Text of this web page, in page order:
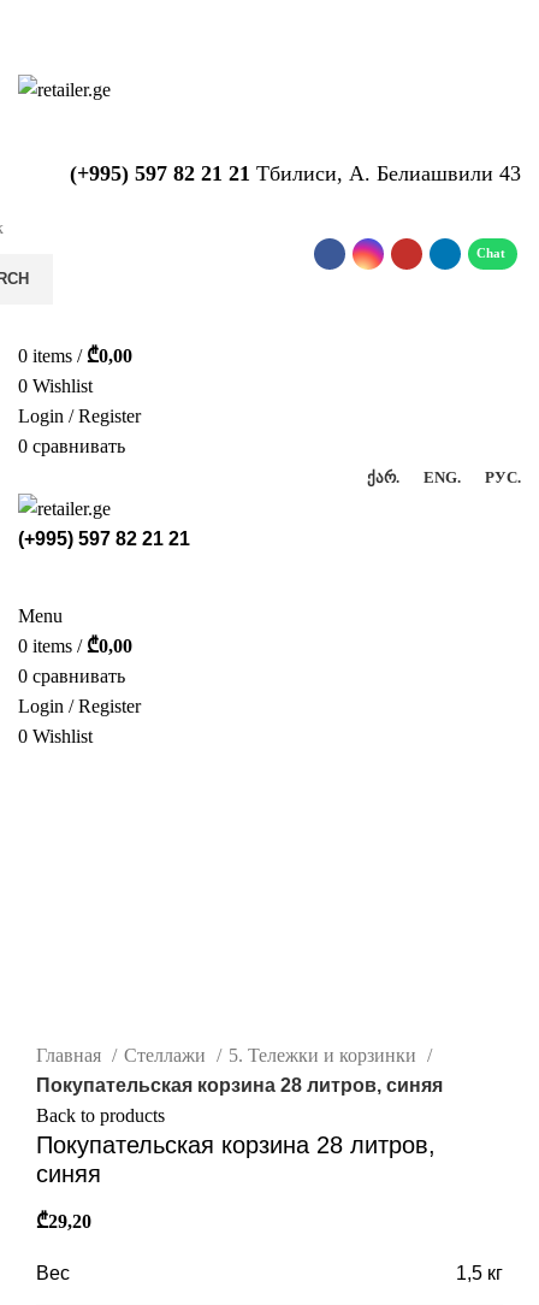
(+995) 597 82 21 21 Тбилиси, А. Белиашвили 43
0 items / ₾0,00
0 Wishlist
Login / Register
0 сравнивать
ᲥᲐᲠ. ENG. РУС.
(+995) 597 82 21 21
Menu
0 items / ₾0,00
0 сравнивать
Login / Register
0 Wishlist
Главная
Стеллажи
5. Тележки и корзинки
Покупательская корзина 28 литров, синяя
Back to products
Покупательская корзина 28 литров,
синяя
₾29,20
Вес 1,5 кг